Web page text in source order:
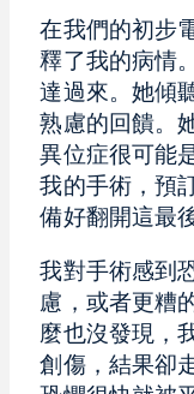
在我們的初步
釋了我的病情
達過來。她傾
熟慮的回饋。
異位症很可能
我的手術，預
備好翻開這最
我對手術感到
慮，或者更糟
麼也沒發現，
創傷，結果卻